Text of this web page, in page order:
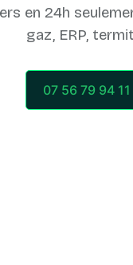
en 24h
07 56 79 94